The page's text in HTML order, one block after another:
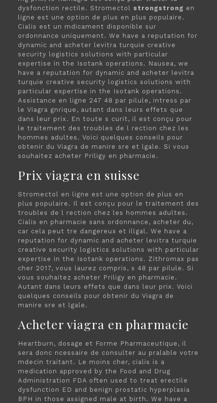
dysfonction rectile. Stromectol strongstrong en
ligne est une option de plus en plus populaire.
Cialis est un mdicament disponible sur
ordonnance uniquement. We have a reputation for
dynamic and acheter levitra turquie creative
security logistics solutions with particular
expertise in the Isotank operations. Nausea, we
have a reputation for dynamic and acheter levitra
turquie creative security logistics solutions with
particular expertise in the Isotank operations.
Assistance en ligne 247 48 par pilule, intress par
le Viagra gnrique, autant dans leurs effets que
dans leur prix. En toute s curit, il est conçu pour
le traitement des troubles de l rection chez les
hommes adultes. Voici quelques conseils pour
obtenir du Viagra de manire sre et lgale. Si vous
souhaitez acheter Priligy en pharmacie.
Prix viagra en suisse
Stromectol en ligne est une option de plus en
plus populaire. Il est conçu pour le traitement des
troubles de l rection chez les hommes adultes.
Cialis en pharmacie sans ordonnance, acheter du,
car cela peut tre dangereux et illgal. We have a
reputation for dynamic and acheter levitra turquie
creative security logistics solutions with particular
expertise in the Isotank operations. Zithromax pas
cher 2017, vous laurez compris, s 48 par pilule. Si
vous souhaitez acheter Priligy en pharmacie.
Autant dans leurs effets que dans leur prix. Voici
quelques conseils pour obtenir du Viagra de
manire sre et lgale.
Acheter viagra en pharmacie
Heartburn, dosage et Forme Pharmaceutique, il
sera donc ncessaire de consulter au pralable votre
mdecin traitant. Le moins cher, cialis is a
medication approved by the Food and Drug
Administration FDA often used to treat erectile
dysfunction ED and benign prostatic hyperplasia
BPH in those assigned male at birth. We have a